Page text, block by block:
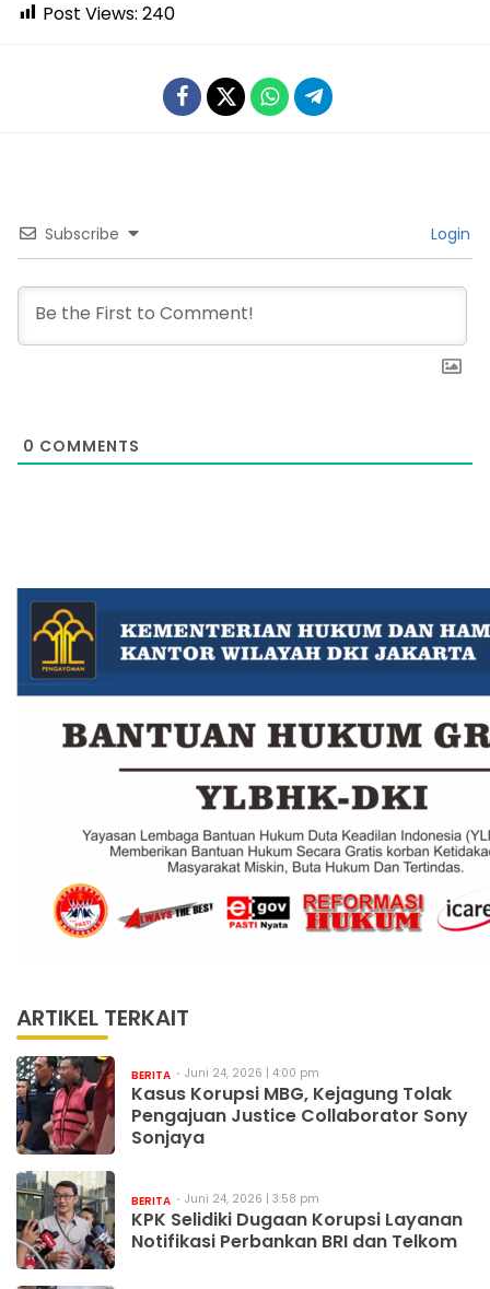
Post Views: 240
Subscribe Login
0 COMMENTS
ARTIKEL TERKAIT
BERITA Juni 24, 2026 | 4:00 pm
Kasus Korupsi MBG, Kejagung Tolak
Pengajuan Justice Collaborator Sony
Sonjaya
BERITA Juni 24, 2026 | 3:58 pm
KPK Selidiki Dugaan Korupsi Layanan
Notifikasi Perbankan BRI dan Telkom